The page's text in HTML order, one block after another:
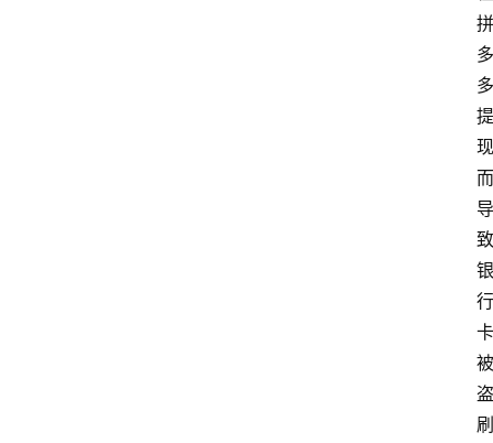
拼
多
多
提
现
而
导
致
银
行
卡
被
盗
刷